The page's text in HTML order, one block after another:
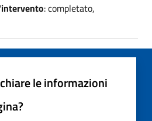
: completato,
le informazioni